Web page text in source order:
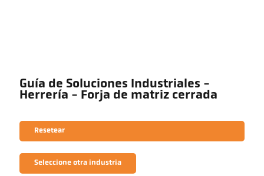
Guía de Soluciones Industriales -
Herrería - Forja de matriz cerrada
Resetear
Seleccione otra industria